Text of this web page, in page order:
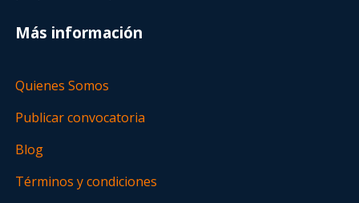
Más información
Quienes Somos
Publicar convocatoria
Blog
Términos y condiciones